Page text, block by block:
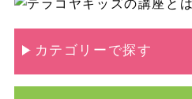
カテゴリーで探す